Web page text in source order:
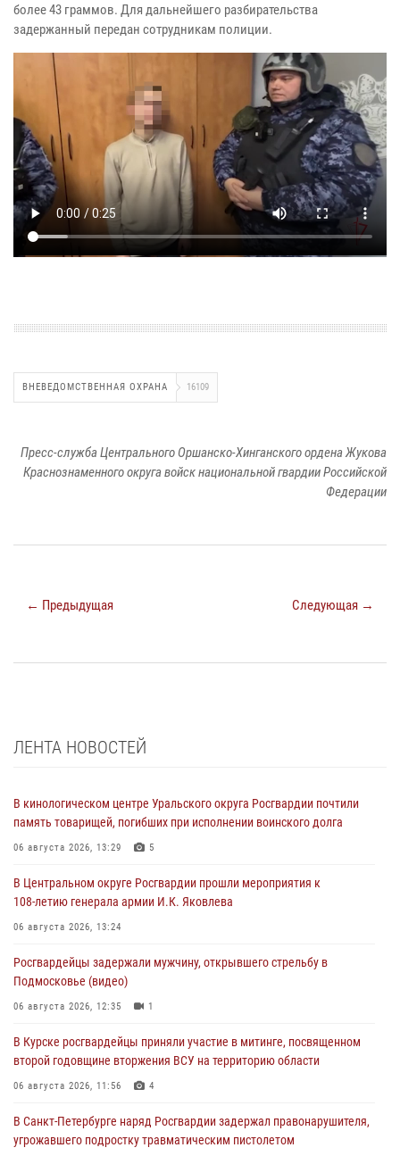
более 43 граммов. Для дальнейшего разбирательства
задержанный передан сотрудникам полиции.
ВНЕВЕДОМСТВЕННАЯ ОХРАНА 16109
Пресс-служба Центрального Оршанско-Хинганского ордена Жукова
Краснознаменного округа войск национальной гвардии Российской
Федерации
← Предыдущая Следующая →
ЛЕНТА НОВОСТЕЙ
В кинологическом центре Уральского округа Росгвардии почтили
память товарищей, погибших при исполнении воинского долга
06 августа 2026, 13:29 5
В Центральном округе Росгвардии прошли мероприятия к
108‑летию генерала армии И.К. Яковлева
06 августа 2026, 13:24
Росгвардейцы задержали мужчину, открывшего стрельбу в
Подмосковье (видео)
06 августа 2026, 12:35 1
В Курске росгвардейцы приняли участие в митинге, посвященном
второй годовщине вторжения ВСУ на территорию области
06 августа 2026, 11:56 4
В Санкт-Петербурге наряд Росгвардии задержал правонарушителя,
угрожавшего подростку травматическим пистолетом